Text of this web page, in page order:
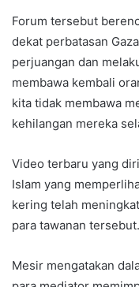
Forum tersebut
dekat perbatasan
perjuangan dan
membawa kembali
kita tidak membawa
kehilangan mereka
Video terbaru yang
Islam yang
kering telah
para tawanan tersebut.
Mesir mengatakan